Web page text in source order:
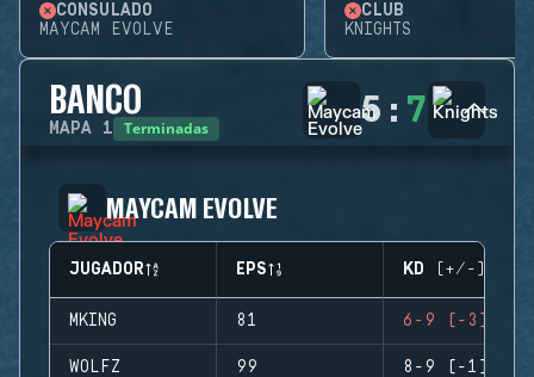
CONSULADO
MAYCAM EVOLVE
CLUB
KNIGHTS
BANCO
MAPA 1 Terminadas 5 : 7
MAYCAM EVOLVE
JUGADOR EPS KD (+/-)
MKING 81 6-9 (-3)
WOLFZ 99 8-9 (-1)